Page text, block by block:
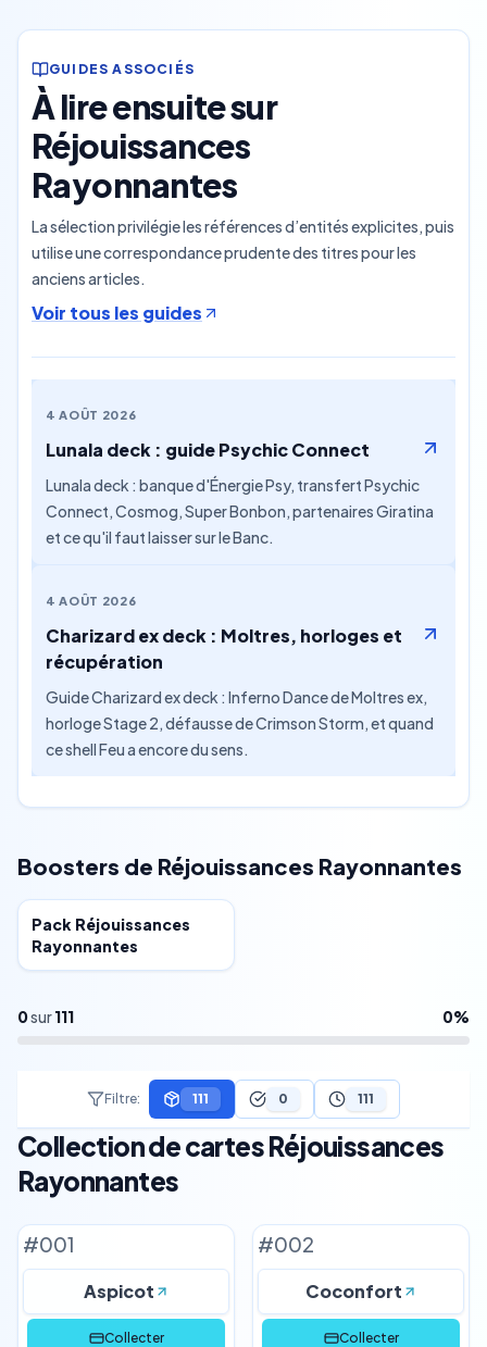
GUIDES ASSOCIÉS
À lire ensuite sur
Réjouissances
Rayonnantes
La sélection privilégie les références d’entités explicites, puis
utilise une correspondance prudente des titres pour les
anciens articles.
Voir tous les guides
4 AOÛT 2026
Lunala deck : guide Psychic Connect
Lunala deck : banque d'Énergie Psy, transfert Psychic
Connect, Cosmog, Super Bonbon, partenaires Giratina
et ce qu'il faut laisser sur le Banc.
4 AOÛT 2026
Charizard ex deck : Moltres, horloges et
récupération
Guide Charizard ex deck : Inferno Dance de Moltres ex,
horloge Stage 2, défausse de Crimson Storm, et quand
ce shell Feu a encore du sens.
Boosters de Réjouissances Rayonnantes
Special
Pack Réjouissances
Rayonnantes
0sur111 0%
Filtre: 111 0 111
Collection de cartes Réjouissances
Rayonnantes
#001
Aspicot
Collecter
#002
Coconfort
Collecter